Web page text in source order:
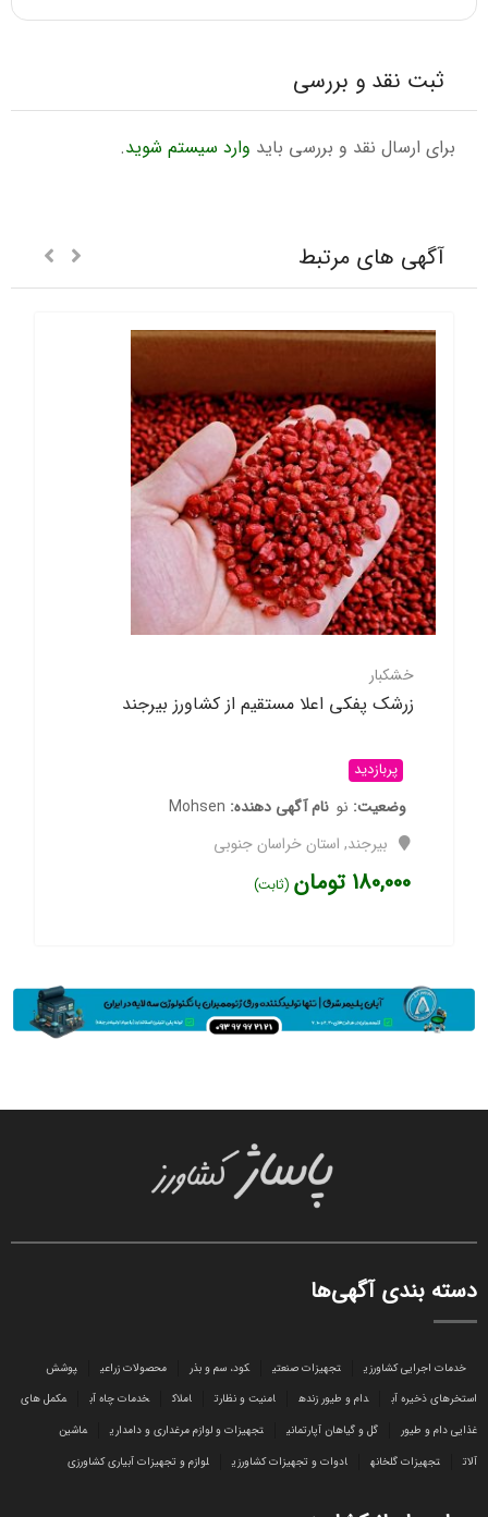
ثبت نقد و بررسی
برای ارسال نقد و بررسی باید وارد سیستم شوید.
آگهی های مرتبط
خشکبار
زرشک پفکی اعلا مستقیم از کشاورز بیرجند
پربازدید
وضعیت نو نام آگهی دهنده Mohsen
بیرجند, استان خراسان جنوبی
180,000 تومان (ثابت)
دسته بندی آگهی‌ها
خدمات اجرایی کشاورزی تجهیزات صنعتی کود، سم و بذر محصولات زراعی
پوشش
استخرهای ذخیره آب
دام و طیور زنده امنیت و نظارت املاک خدمات چاه آب
مکمل های
غذایی دام و طیور
گل و گیاهان آپارتمانی تجهیزات و لوازم مرغداری و دامداری
ماشین
آلات
تجهیزات گلخانه ادوات و تجهیزات کشاورزی لوازم و تجهیزات آبیاری کشاورزی